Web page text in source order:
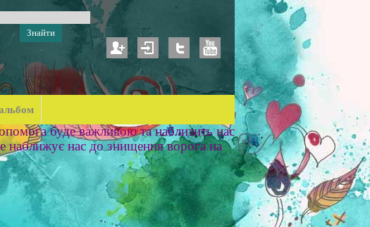
буде важливою та наблизить нас
наближує нас до знищення ворога на